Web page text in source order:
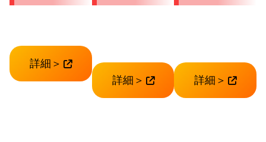
詳細＞
詳細＞ 詳細＞